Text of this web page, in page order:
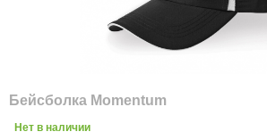
Бейсболка Momentum
Нет в наличии